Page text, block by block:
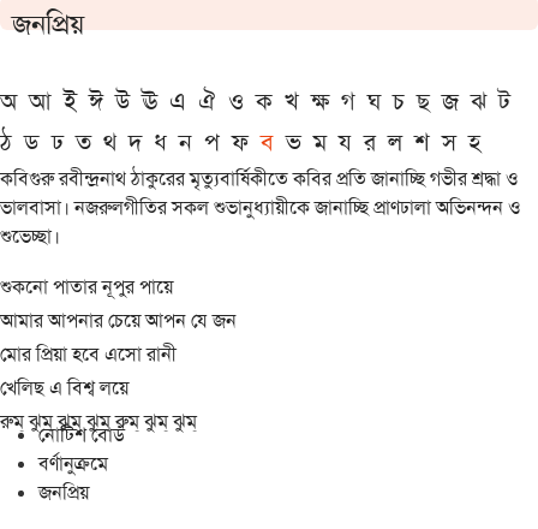
জনপ্রিয়
অ আ ই ঈ উ ঊ এ ঐ ও ক খ ক্ষ গ ঘ চ ছ জ ঝ ট
ঠ ড ঢ ত থ দ ধ ন প ফ ব ভ ম য র ল শ স হ
কবিগুরু রবীন্দ্রনাথ ঠাকুরের মৃত্যুবার্ষিকীতে কবির প্রতি জানাচ্ছি গভীর শ্রদ্ধা ও
ভালবাসা। নজরুলগীতির সকল শুভানুধ্যায়ীকে জানাচ্ছি প্রাণঢালা অভিনন্দন ও
শুভেচ্ছা।
শুকনো পাতার নূপুর পায়ে
আমার আপনার চেয়ে আপন যে জন
মোর প্রিয়া হবে এসো রানী
খেলিছ এ বিশ্ব লয়ে
রুম্ ঝুম্ ঝুম্ ঝুম্ রুম্ ঝুম্ ঝুম্
নোটিশ বোর্ড
বর্ণানুক্রমে
জনপ্রিয়